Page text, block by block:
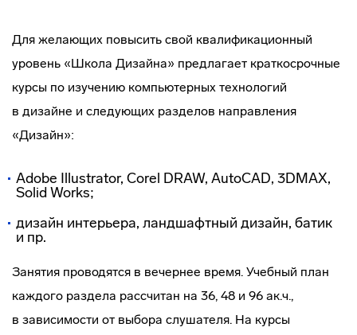
Для желающих повысить свой квалификационный
уровень «Школа Дизайна» предлагает краткосрочные
курсы по изучению компьютерных технологий
в дизайне и следующих разделов направления
«Дизайн»:
Adobe Illustrator, Corel DRAW, AutoCAD, 3DMAX,
Solid Works;
дизайн интерьера, ландшафтный дизайн, батик
и пр.
Занятия проводятся в вечернее время. Учебный план
каждого раздела рассчитан на 36, 48 и 96 ак.ч.,
в зависимости от выбора слушателя. На курсы